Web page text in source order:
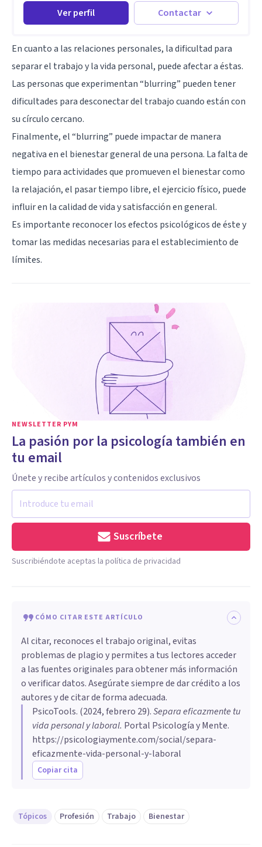
Ver perfil Contactar
En cuanto a las relaciones personales, la dificultad para
separar el trabajo y la vida personal, puede afectar a éstas.
Las personas que experimentan “blurring” pueden tener
dificultades para desconectar del trabajo cuando están con
su círculo cercano.
Finalmente, el “blurring” puede impactar de manera
negativa en el bienestar general de una persona. La falta de
tiempo para actividades que promueven el bienestar como
la relajación, el pasar tiempo libre, el ejercicio físico, puede
influir en la calidad de vida y satisfacción en general.
Es importante reconocer los efectos psicológicos de éste y
tomar las medidas necesarias para el establecimiento de
límites.
NEWSLETTER PYM
La pasión por la psicología también en
tu email
Únete y recibe artículos y contenidos exclusivos
Suscríbete
Suscribiéndote aceptas la política de privacidad
CÓMO CITAR ESTE ARTÍCULO
Al citar, reconoces el trabajo original, evitas
problemas de plagio y permites a tus lectores acceder
a las fuentes originales para obtener más información
o verificar datos. Asegúrate siempre de dar crédito a los
autores y de citar de forma adecuada.
PsicoTools. (2024, febrero 29).Separa eficazmente tu
vida personal y laboral. Portal Psicología y Mente.
https://psicologiaymente.com/social/separa-
eficazmente-vida-personal-y-laboral
Copiar cita
Tópicos Profesión Trabajo Bienestar